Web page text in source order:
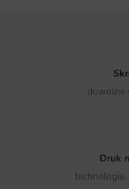
dowolne
Druk